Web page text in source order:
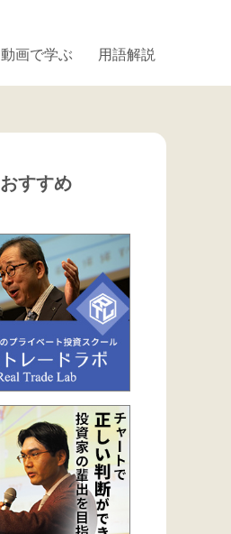
動画で学ぶ 用語解説
おすすめ